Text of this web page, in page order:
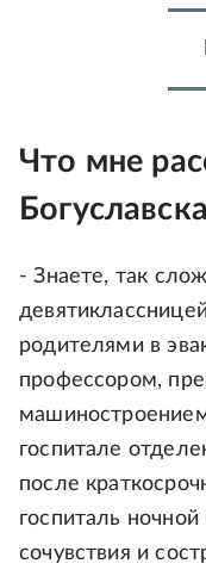
Что мне
- Знаете, так
родителями в
профессором,
госпитале
после
госпиталь
сочувствия и